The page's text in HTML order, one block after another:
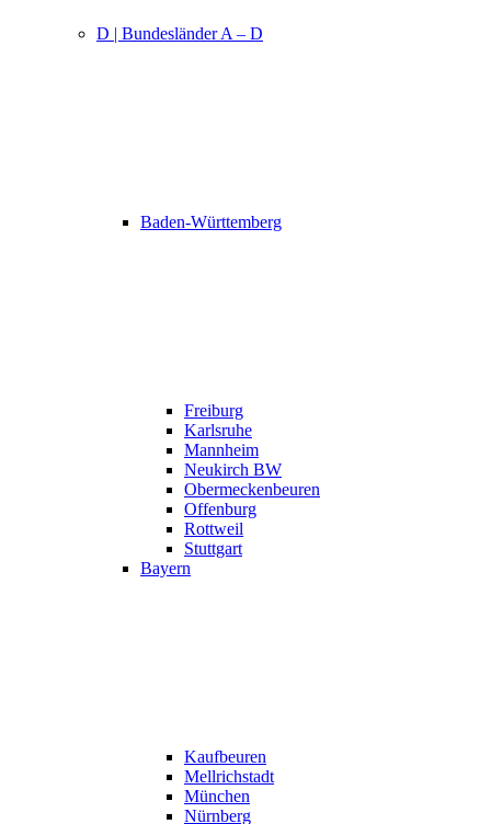
D | Bundesländer A – D
Baden-Württemberg
Freiburg
Karlsruhe
Mannheim
Neukirch BW
Obermeckenbeuren
Offenburg
Rottweil
Stuttgart
Bayern
Kaufbeuren
Mellrichstadt
München
Nürnberg